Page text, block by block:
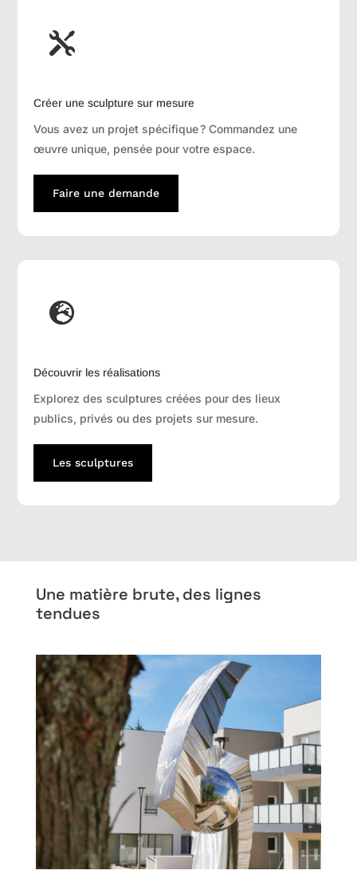

Créer une sculpture sur mesure
Vous avez un projet spécifique ? Commandez une
œuvre unique, pensée pour votre espace.
Faire une demande

Découvrir les réalisations
Explorez des sculptures créées pour des lieux
publics, privés ou des projets sur mesure.
Les sculptures
Une matière brute, des lignes
tendues